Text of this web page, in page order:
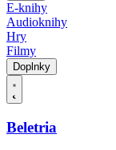
E-knihy
Audioknihy
Hry
Filmy
Doplnky
Beletria